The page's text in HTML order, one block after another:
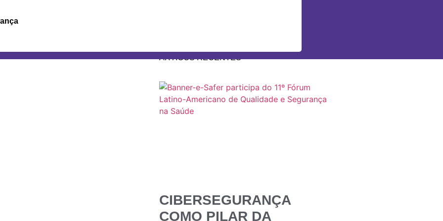
ARTIGOS RECENTES
CIBERSEGURANÇA
COMO PILAR DA